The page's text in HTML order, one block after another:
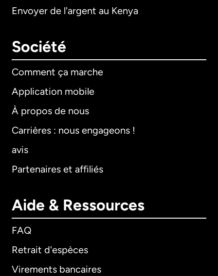
Envoyer de l'argent au Kenya
Société
Comment ça marche
Application mobile
À propos de nous
Carrières : nous engageons !
avis
Partenaires et affiliés
Aide & Ressources
FAQ
Retrait d'espèces
Virements bancaires